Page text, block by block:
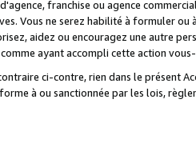
franchise ou agence
Vous ne serez habilité à formuler
aidez ou encouragez une autre
ayant accompli cette action
ci-contre, rien dans le présent
à ou sanctionnée par les lois,